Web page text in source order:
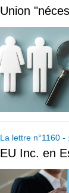
Union
La lettre n°1160 -
EU Inc. en